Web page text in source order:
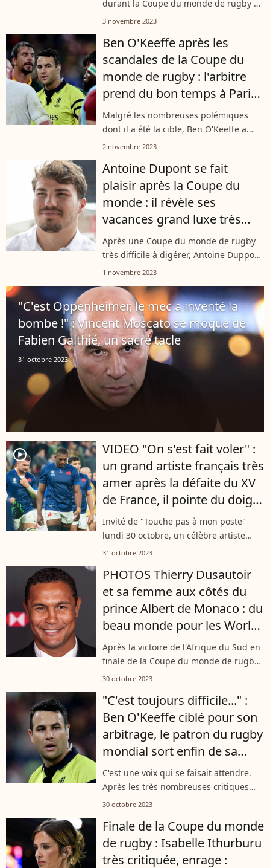
durant la Coupe du monde de rugby et
c'est peut-être ce qui a décidé Wayne
inattendue. L'arbitre de la finale vient...
3 novembre 2023
Ben O'Keeffe après les
scandales de la Coupe du
monde de rugby : l'arbitre
prend du bon temps à Paris
avec une superbe brune
Malgré les nombreuses polémiques
dont il a été la cible, Ben O'Keeffe a
apprécié son séjour en France.
du monde de rugby, l'arbitre est resté...
2 novembre 2023
Antoine Dupont se fait
plaisir après la Coupe du
monde : il révèle ses
vacances grand luxe très
loin de la France
Après une Coupe du monde de rugby
très difficile à digérer, Antoine Duppont
est parti se changer les idées loin, très
France a révélé la destination...
1 novembre 2023
"C'est Oppenheimer, le mec a inventé la
bombe !" : Vincent Moscato se moque de
Fabien Galthié, un sacré tacle
31 octobre 2023
player2
VIDEO "On s'est fait voler" :
un grand artiste français très
amer après la défaite du XV
de France, il pointe du doigt
l'arbitrage
Invité de "Touche pas à mon poste"
lundi 30 octobre, un célèbre artiste
français est revenu sur l'élimination
Coupe du monde de rugby. Fan de
sport,...
31 octobre 2023
PHOTOS Thierry Dusautoir
et sa femme aux côtés du
prince Albert de Monaco : du
beau monde pour les World
Rugby Awards
Après la victoire de l'Afrique du Sud en
finale de la Coupe du monde de rugby,
les World Rugby Awards se sont
L'occasion pour Thierry Dusautoir et
sa...
30 octobre 2023
"C'est toujours difficile..." :
Ben O'Keeffe ciblé pour son
arbitrage, le patron du rugby
mondial sort enfin de sa
réserve
C'est une voix qui se faisait attendre.
Après les très nombreuses critiques
sur l'arbitrage de Ben O'Keeffe, l'une
rugby a décidé de s'exprimer...
30 octobre 2023
Finale de la Coupe du monde
de rugby : Isabelle Ithurburu
très critiquée, enrage :